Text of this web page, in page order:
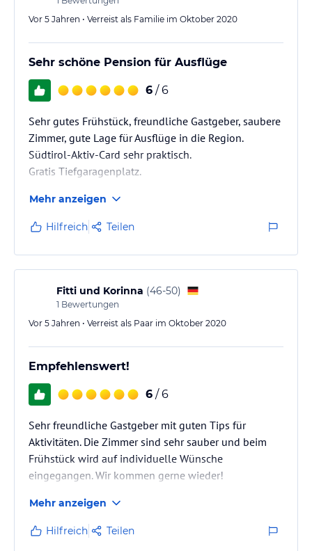
Vor 5 Jahren • Verreist als Familie im Oktober 2020
Sehr schöne Pension für Ausflüge
6 / 6
Sehr gutes Frühstück, freundliche Gastgeber, saubere
Zimmer, gute Lage für Ausflüge in die Region.
Südtirol-Aktiv-Card sehr praktisch.
Gratis Tiefgaragenplatz.
Mehr anzeigen
Hilfreich Teilen
Fitti und Korinna (46-50)
1 Bewertungen
Vor 5 Jahren • Verreist als Paar im Oktober 2020
Empfehlenswert!
6 / 6
Sehr freundliche Gastgeber mit guten Tips für
Aktivitäten. Die Zimmer sind sehr sauber und beim
Frühstück wird auf individuelle Wünsche
eingegangen. Wir kommen gerne wieder!
Mehr anzeigen
Hilfreich Teilen